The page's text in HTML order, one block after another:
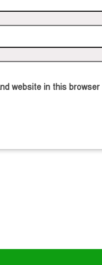
website in this browser